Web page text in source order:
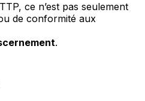
ce n’est pas seulement
de conformité aux
.